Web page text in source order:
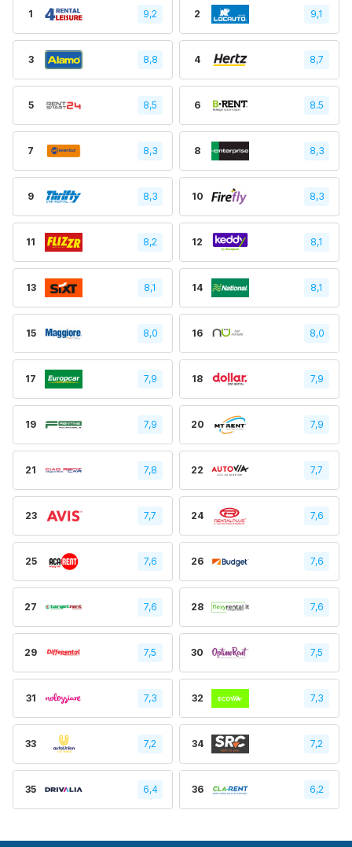
1 9,2 2 9,1
3 8,8 4 8,7
5 8,5 6 8.5
7 8,3 8 8,3
9 8,3 10 8,3
11 8,2 12 8,1
13 8,1 14 8,1
15 8,0 16 8,0
17 7,9 18 7,9
19 7,9 20 7,9
21 7,8 22 7,7
23 7,7 24 7,6
25 7,6 26 7,6
27 7,6 28 7,6
29 7,5 30 7,5
31 7,3 32 7,3
33 7,2 34 7,2
35 6,4 36 6,2